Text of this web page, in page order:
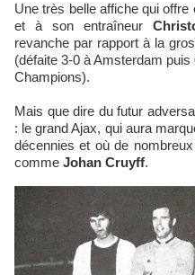
Une très belle affiche qui
et à son entraîneur
revanche par rapport à la
(défaite 3-0 à Amsterdam
Champions).
Mais que dire du futur
: le grand Ajax, qui aura
décennies et où de
comme Johan Cruyff.